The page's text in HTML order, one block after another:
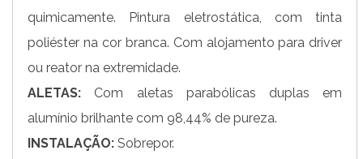
quimicamente. Pintura eletrostática, com tinta
poliéster na cor branca. Com alojamento para driver
ou reator na extremidade.
ALETAS: Com aletas parabólicas duplas em
alumínio brilhante com 98,44% de pureza.
INSTALAÇÃO: Sobrepor.